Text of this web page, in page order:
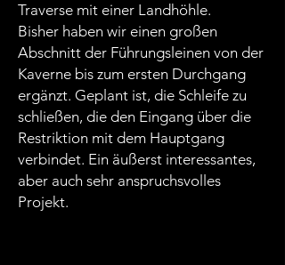
Traverse mit einer Landhöhle.
Bisher haben wir einen großen
Abschnitt der Führungsleinen von der
Kaverne bis zum ersten Durchgang
ergänzt. Geplant ist, die Schleife zu
schließen, die den Eingang über die
Restriktion mit dem Hauptgang
verbindet. Ein äußerst interessantes,
aber auch sehr anspruchsvolles
Projekt.